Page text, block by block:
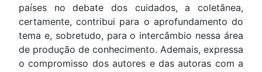
países no debate dos cuidados, a coletânea,
certamente, contribui para o aprofundamento do
tema e, sobretudo, para o intercâmbio nessa área
de produção de conhecimento. Ademais, expressa
o compromisso dos autores e das autoras com a